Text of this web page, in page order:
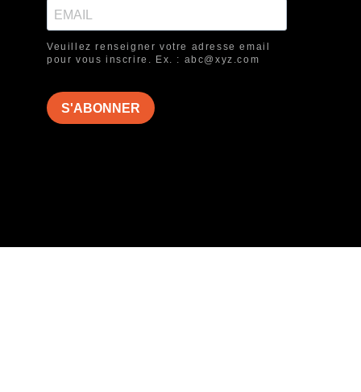
Veuillez renseigner votre adresse email
pour vous inscrire. Ex. : abc@xyz.com
S'ABONNER